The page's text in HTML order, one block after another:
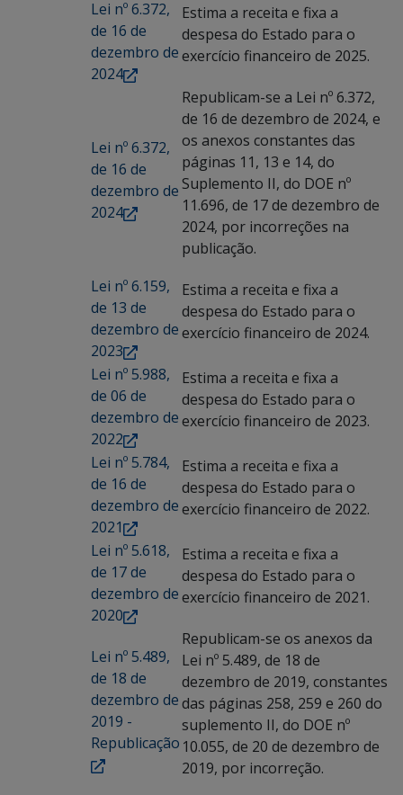
Lei nº 6.372,
de 16 de
dezembro de
2024
Estima a receita e fixa a
despesa do Estado para o
exercício financeiro de 2025.
Lei nº 6.372,
de 16 de
dezembro de
2024
Republicam-se a Lei nº 6.372,
de 16 de dezembro de 2024, e
os anexos constantes das
páginas 11, 13 e 14, do
Suplemento II, do DOE nº
11.696, de 17 de dezembro de
2024, por incorreções na
publicação.
Lei nº 6.159,
de 13 de
dezembro de
2023
Estima a receita e fixa a
despesa do Estado para o
exercício financeiro de 2024.
Lei nº 5.988,
de 06 de
dezembro de
2022
Estima a receita e fixa a
despesa do Estado para o
exercício financeiro de 2023.
Lei nº 5.784,
de 16 de
dezembro de
2021
Estima a receita e fixa a
despesa do Estado para o
exercício financeiro de 2022.
Lei nº 5.618,
de 17 de
dezembro de
2020
Estima a receita e fixa a
despesa do Estado para o
exercício financeiro de 2021.
Lei nº 5.489,
de 18 de
dezembro de
2019 -
Republicação
Republicam-se os anexos da
Lei nº 5.489, de 18 de
dezembro de 2019, constantes
das páginas 258, 259 e 260 do
suplemento II, do DOE nº
10.055, de 20 de dezembro de
2019, por incorreção.